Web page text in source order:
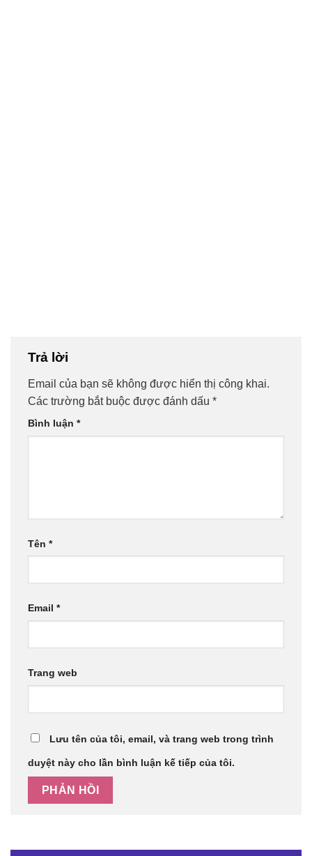
Trả lời
Email của bạn sẽ không được hiển thị công khai.
Các trường bắt buộc được đánh dấu *
Bình luận *
Tên *
Email *
Trang web
Lưu tên của tôi, email, và trang web trong trình
duyệt này cho lần bình luận kế tiếp của tôi.